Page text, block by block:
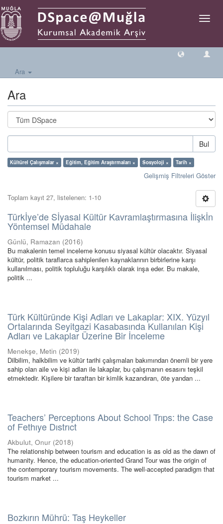
Geçiş
Ara
Ara
Bul
Kültürel Çalışmalar × Eğitim, Eğitim Araştırmaları × Sosyoloji × Tarih ×
Gelişmiş Filtreleri Göster
Toplam kayıt 27, listelenen: 1-10
Türkİye’de Sİyasal Kültür Kavramlaştırmasına İlişkİn
Yöntemsel Müdahale
Günlü, Ramazan (2016)
Bu makalenin temel inceleme konusu siyasal kültür olacaktır. Siyasal
kültür, politik taraflarca sahiplenilen kaynaklarının birbirlerine karşı
kullanılması, politik topluluğu karşılıklı olarak inşa eder. Bu makale,
politik ...
Türk Kültüründe Kişi Adları ve Lakaplar: XIX. Yüzyıl
Ortalarında Seyitgazi Kasabasında Kullanılan Kişi
Adları ve Lakaplar Üzerine Bir İnceleme
Menekşe, Metin (2019)
Dilbilim, halkbilim ve kültür tarihi çalışmaları bakımından önemli bir yere
sahip olan aile ve kişi adları ile lakaplar, bu çalışmanın esasını teşkil
etmektedir. Kişilere bir taraftan bir kimlik kazandıran, öte yandan ...
Teachers’ Perceptıons About School Trıps: the Case
of Fethıye Dıstrıct
Akbulut, Onur (2018)
The relationship between tourism and education is as old as the dawn of
humanity. Hence, the education-oriented Grand Tour was the origin of
the contemporary tourism movements. The well-accepted paradigm that
tourism market ...
Bozkırın Mührü: Taş Heykeller